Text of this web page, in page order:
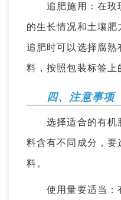
追肥施用：在玫
的生长情况和土壤肥
追肥时可以选择腐熟
料，按照包装标签上
四、注意事项
选择适合的有机
料含有不同成分，要
料。
使用量要适当：